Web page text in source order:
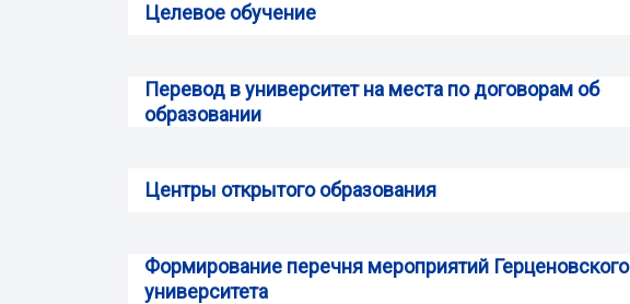
Целевое обучение
Перевод в университет на места по договорам об
образовании
Центры открытого образования
Формирование перечня мероприятий Герценовского
университета